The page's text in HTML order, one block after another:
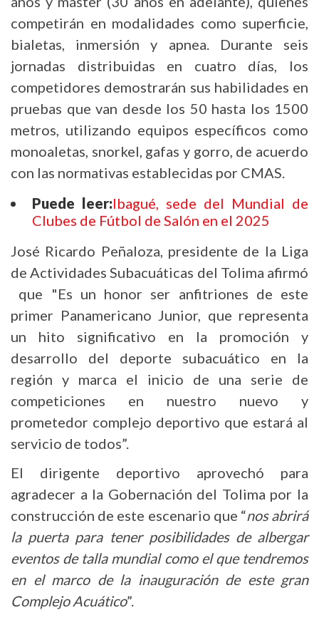
competirán en modalidades como superficie,
bialetas, inmersión y apnea. Durante seis
jornadas distribuidas en cuatro días, los
competidores demostrarán sus habilidades en
pruebas que van desde los 50 hasta los 1500
metros, utilizando equipos específicos como
monoaletas, snorkel, gafas y gorro, de acuerdo
con las normativas establecidas por CMAS.
Puede leer:Ibagué, sede del Mundial de
Clubes de Fútbol de Salón en el 2025
José Ricardo Peñaloza, presidente de la Liga
de Actividades Subacuáticas del Tolima afirmó
que "Es un honor ser anfitriones de este
primer Panamericano Junior, que representa
un hito significativo en la promoción y
desarrollo del deporte subacuático en la
región y marca el inicio de una serie de
competiciones en nuestro nuevo y
prometedor complejo deportivo que estará al
servicio de todos”.
El dirigente deportivo aprovechó para
agradecer a la Gobernación del Tolima por la
construcción de este escenario que “nos abrirá
la puerta para tener posibilidades de albergar
eventos de talla mundial como el que tendremos
en el marco de la inauguración de este gran
Complejo Acuático”.